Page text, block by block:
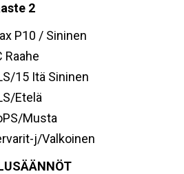
2
P10 / Sininen
Raahe
15 Itä Sininen
Etelä
Musta
j/Valkoinen